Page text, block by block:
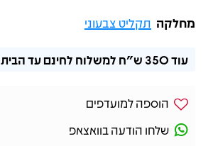
מחלקה תקליט צבעוני
עוד350 ש"ח למשלוח לחינם עד הבית
הוספה למועדפים
שלחו הודעה בוואצאפ